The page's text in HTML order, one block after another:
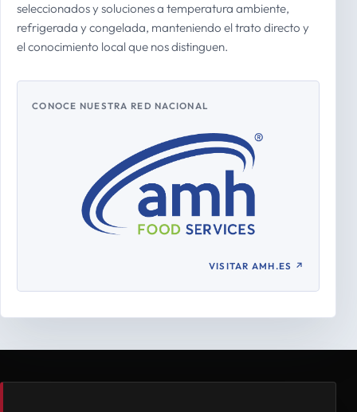
seleccionados y soluciones a temperatura ambiente,
refrigerada y congelada, manteniendo el trato directo y
el conocimiento local que nos distinguen.
CONOCE NUESTRA RED NACIONAL
VISITAR AMH.ES ↗